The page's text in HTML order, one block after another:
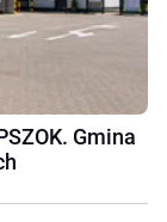
Gmina